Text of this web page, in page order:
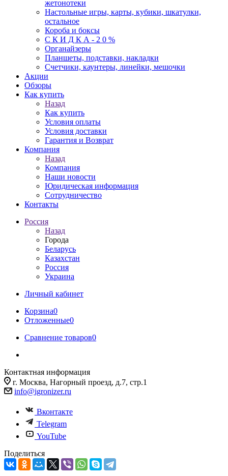
жетонотеки
Настольные игры, карты, кубики, шкатулки,
остальное
Короба и боксы
С К И Д К А - 2 0 %
Органайзеры
Планшеты, подставки, накладки
Счетчики, каунтеры, линейки, мешочки
Акции
Обзоры
Как купить
Назад
Как купить
Условия оплаты
Условия доставки
Гарантия и Возврат
Компания
Назад
Компания
Наши новости
Юридическая информация
Сотрудничество
Контакты
Россия
Назад
Города
Беларусь
Казахстан
Россия
Украина
Личный кабинет
Корзина0
Отложенные0
Сравнение товаров0
Контактная информация
г. Москва, Нагорный проезд, д.7, стр.1
info@igronizer.ru
Вконтакте
Telegram
YouTube
Поделиться